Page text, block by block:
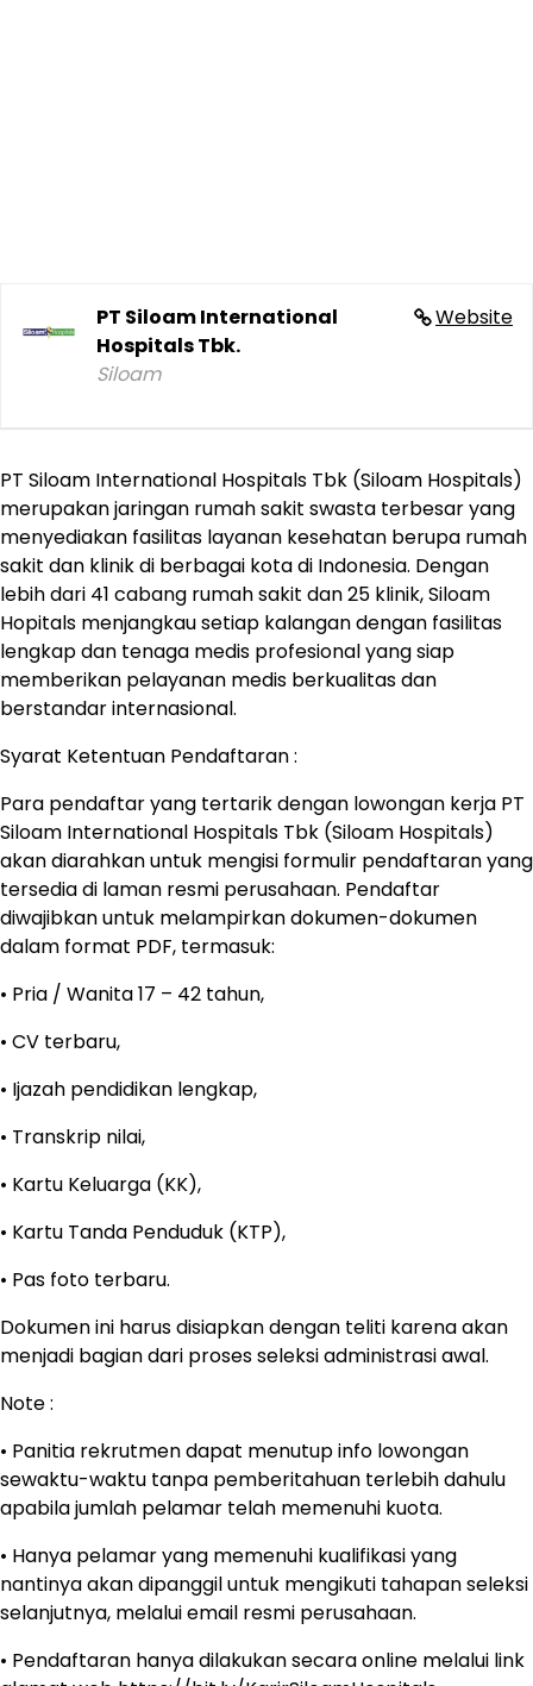
Website
PT Siloam International
Hospitals Tbk.
Siloam
PT Siloam International Hospitals Tbk (Siloam Hospitals)
merupakan jaringan rumah sakit swasta terbesar yang
menyediakan fasilitas layanan kesehatan berupa rumah
sakit dan klinik di berbagai kota di Indonesia. Dengan
lebih dari 41 cabang rumah sakit dan 25 klinik, Siloam
Hopitals menjangkau setiap kalangan dengan fasilitas
lengkap dan tenaga medis profesional yang siap
memberikan pelayanan medis berkualitas dan
berstandar internasional.
Syarat Ketentuan Pendaftaran :
Para pendaftar yang tertarik dengan lowongan kerja PT
Siloam International Hospitals Tbk (Siloam Hospitals)
akan diarahkan untuk mengisi formulir pendaftaran yang
tersedia di laman resmi perusahaan. Pendaftar
diwajibkan untuk melampirkan dokumen-dokumen
dalam format PDF, termasuk:
• Pria / Wanita 17 – 42 tahun,
• CV terbaru,
• Ijazah pendidikan lengkap,
• Transkrip nilai,
• Kartu Keluarga (KK),
• Kartu Tanda Penduduk (KTP),
• Pas foto terbaru.
Dokumen ini harus disiapkan dengan teliti karena akan
menjadi bagian dari proses seleksi administrasi awal.
Note :
• Panitia rekrutmen dapat menutup info lowongan
sewaktu-waktu tanpa pemberitahuan terlebih dahulu
apabila jumlah pelamar telah memenuhi kuota.
• Hanya pelamar yang memenuhi kualifikasi yang
nantinya akan dipanggil untuk mengikuti tahapan seleksi
selanjutnya, melalui email resmi perusahaan.
• Pendaftaran hanya dilakukan secara online melalui link